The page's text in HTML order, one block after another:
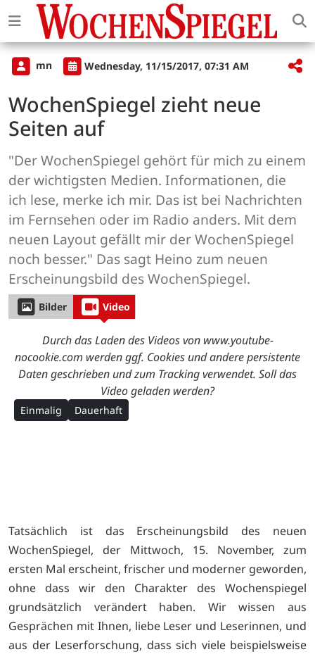
mn Wednesday, 11/15/2017, 07:31 AM
WochenSpiegel zieht neue
Seiten auf
"Der WochenSpiegel gehört für mich zu einem
der wichtigsten Medien. Informationen, die
ich lese, merke ich mir. Das ist bei Nachrichten
im Fernsehen oder im Radio anders. Mit dem
neuen Layout gefällt mir der WochenSpiegel
noch besser." Das sagt Heino zum neuen
Erscheinungsbild des WochenSpiegel.
Bilder Video
Durch das Laden des Videos von www.youtube-
nocookie.com werden ggf. Cookies und andere persistente
Daten geschrieben und zum Tracking verwendet. Soll das
Video geladen werden?
Einmalig Dauerhaft
Tatsächlich ist das Erscheinungsbild des neuen
WochenSpiegel, der Mittwoch, 15. November, zum
ersten Mal erscheint, frischer und moderner geworden,
ohne dass wir den Charakter des Wochenspiegel
grundsätzlich verändert haben. Wir wissen aus
Gesprächen mit Ihnen, liebe Leser und Leserinnen, und
aus der Leserforschung, dass sich viele beispielsweise